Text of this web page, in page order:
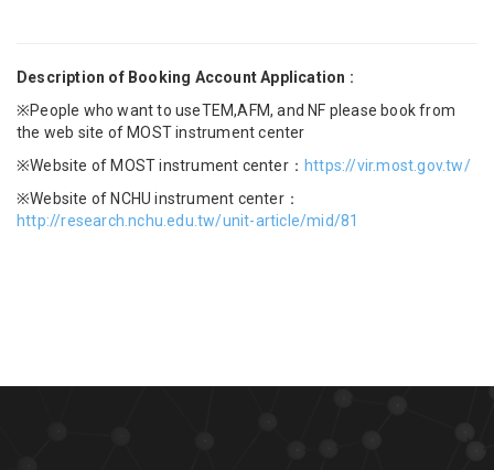
Description of Booking Account Application :
※People who want to useTEM,AFM, and NF please book from
the web site of MOST instrument center
※Website of MOST instrument center： https://vir.most.gov.tw/
※Website of NCHU instrument center：
http://research.nchu.edu.tw/unit-article/mid/81